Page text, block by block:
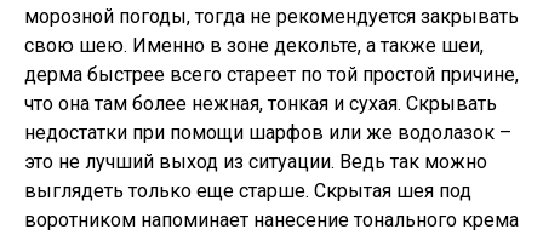
морозной погоды, тогда не рекомендуется закрывать
свою шею. Именно в зоне декольте, а также шеи,
дерма быстрее всего стареет по той простой причине,
что она там более нежная, тонкая и сухая. Скрывать
недостатки при помощи шарфов или же водолазок –
это не лучший выход из ситуации. Ведь так можно
выглядеть только еще старше. Скрытая шея под
воротником напоминает нанесение тонального крема